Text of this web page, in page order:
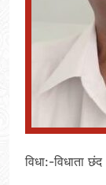
विधा:-विधाता छंद